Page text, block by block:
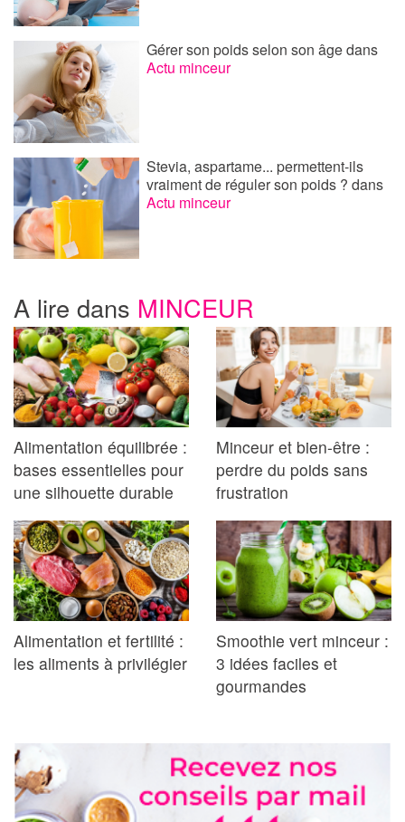
Gérer son poids selon son âgedans
Actu minceur
Stevia, aspartame... permettent-ils
vraiment de réguler son poids ?dans
Actu minceur
A lire dans MINCEUR
Alimentation équilibrée :
bases essentielles pour
une silhouette durable
Minceur et bien-être :
perdre du poids sans
frustration
Alimentation et fertilité :
les aliments à privilégier
Smoothie vert minceur :
3 idées faciles et
gourmandes